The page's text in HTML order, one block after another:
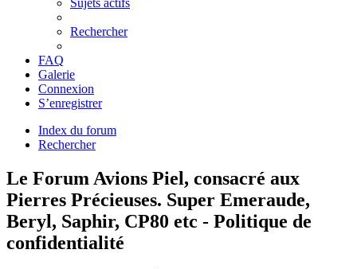
Sujets actifs
Rechercher
FAQ
Galerie
Connexion
S’enregistrer
Index du forum
Rechercher
Le Forum Avions Piel, consacré aux
Pierres Précieuses. Super Emeraude,
Beryl, Saphir, CP80 etc - Politique de
confidentialité